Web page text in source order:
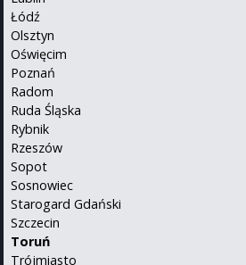
Łódź
Olsztyn
Oświęcim
Poznań
Radom
Ruda Śląska
Rybnik
Rzeszów
Sopot
Sosnowiec
Starogard Gdański
Szczecin
Toruń
Trójmiasto